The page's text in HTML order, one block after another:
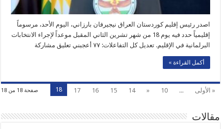
اصدر رئيس إقليم كوردستان العراق نيجيرفان بارزاني، اليوم الأحد، مرسوماً
إقليمياً حدد فيه يوم 18 من شهر تشرين الثاني المقبل موعداً لإجراء الانتخابات
البرلمانية في الإقليم. تعديل كل التفاعلات: ٧٧ أعجبني تعليق مشاركة
أكمل القراءة »
صفحة 18 من 18 « الأولى ...
10
«
14
15
16
17
18
مقالات